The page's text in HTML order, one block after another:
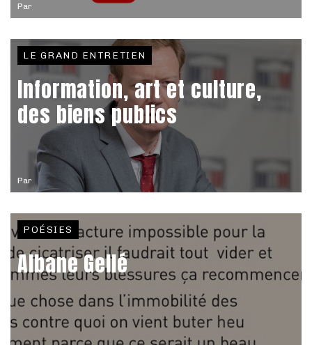
Par
Par
LE GRAND ENTRETIEN
Information, art et culture,
des biens publics
POÉSIES
Albane Gellé